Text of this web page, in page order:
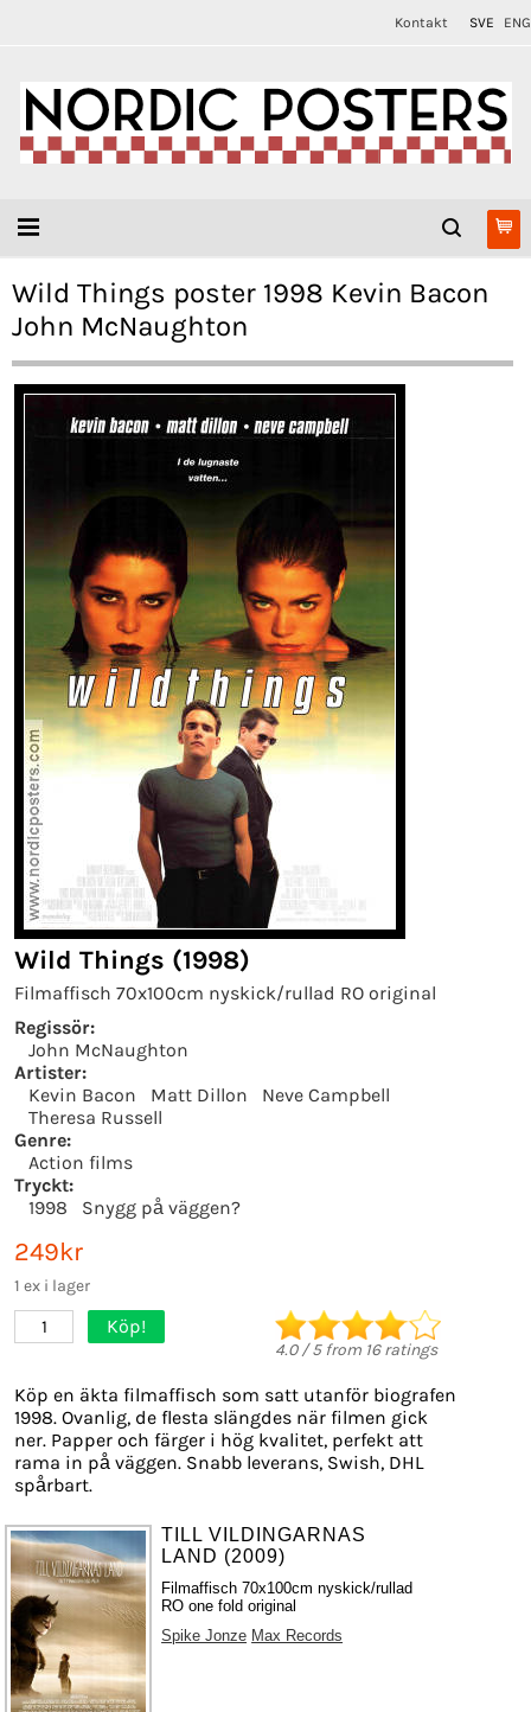
Kontakt SVE ENG
Wild Things poster 1998 Kevin Bacon
John McNaughton
Wild Things (1998)
Filmaffisch 70x100cm nyskick/rullad RO original
Regissör:
John McNaughton
Artister:
Kevin Bacon
Matt Dillon
Neve Campbell
Theresa Russell
Genre:
Action films
Tryckt:
1998
Snygg på väggen?
249kr
1 ex i lager
1 Köp!
4.0/5from 16ratings
Köp en äkta filmaffisch som satt utanför biografen
1998. Ovanlig, de flesta slängdes när filmen gick
ner. Papper och färger i hög kvalitet, perfekt att
rama in på väggen. Snabb leverans, Swish, DHL
spårbart.
TILL VILDINGARNAS
LAND (2009)
Filmaffisch 70x100cm nyskick/rullad
RO one fold original
Spike Jonze Max Records